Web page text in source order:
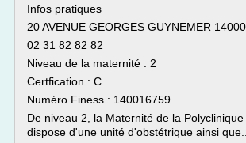
Infos pratiques
20 AVENUE GEORGES GUYNEMER
02 31 82 82 82
Niveau de la maternité : 2
Certfication : C
Numéro Finess : 140016759
De niveau 2, la Maternité de la
dispose d'une unité d'obstétrique ainsi